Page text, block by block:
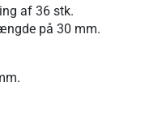
af 36 stk.
på 30 mm.